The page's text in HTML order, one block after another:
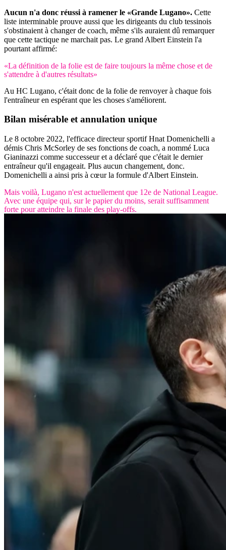
Aucun n'a donc réussi à ramener le «Grande Lugano». Cette
liste interminable prouve aussi que les dirigeants du club tessinois
s'obstinaient à changer de coach, même s'ils auraient dû remarquer
que cette tactique ne marchait pas. Le grand Albert Einstein l'a
pourtant affirmé:
«La définition de la folie est de faire toujours la même chose et de
s'attendre à d'autres résultats»
Au HC Lugano, c'était donc de la folie de renvoyer à chaque fois
l'entraîneur en espérant que les choses s'améliorent.
Bilan misérable et annulation unique
Le 8 octobre 2022, l'efficace directeur sportif Hnat Domenichelli a
démis Chris McSorley de ses fonctions de coach, a nommé Luca
Gianinazzi comme successeur et a déclaré que c'était le dernier
entraîneur qu'il engageait. Plus aucun changement, donc.
Domenichelli a ainsi pris à cœur la formule d'Albert Einstein.
Mais voilà, Lugano n'est actuellement que 12e de National League.
Avec une équipe qui, sur le papier du moins, serait suffisamment
forte pour atteindre la finale des play-offs.